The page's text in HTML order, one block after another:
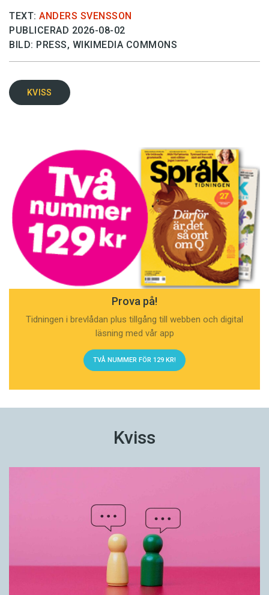
TEXT: ANDERS SVENSSON
PUBLICERAD 2026-08-02
BILD: PRESS, WIKIMEDIA COMMONS
KVISS
Prova på!
Tidningen i brevlådan plus tillgång till webben och digital
läsning med vår app
TVÅ NUMMER FÖR 129 KR!
Kviss